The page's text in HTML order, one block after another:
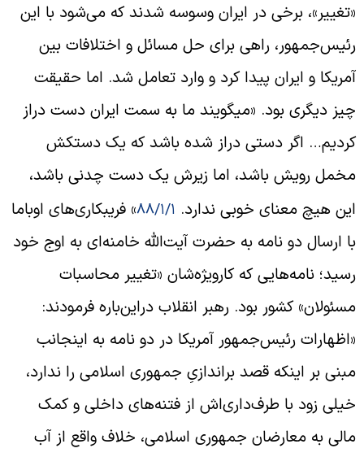
برخی در ایران وسوسه شدند که می‌شود با این
راهی برای حل مسائل و اختلافات بین
و ایران پیدا کرد و وارد تعامل شد. اما حقیقت
دیگری بود. «میگویند ما به سمت ایران دست دراز
اگر دستی دراز شده باشد که یک دستکش
رویش باشد، اما زیرش یک دست چدنی باشد،
هیچ معنای خوبی ندارد.۸۸/۱/۱» فریبکاری‌های اوباما
ارسال دو نامه به حضرت آیت‌الله خامنه‌ای به اوج خود
نامه‌هایی که کارویژه‌شان «تغییر محاسبات
کشور بود. رهبر انقلاب دراین‌باره فرمودند:
رئیس‌جمهور آمریکا در دو نامه به اینجانب
بر اینکه قصد براندازیِ جمهوری اسلامی را ندارد،
زود با طرف‌داری‌اش از فتنه‌های داخلی و کمک
به معارضان جمهوری اسلامی، خلاف واقع از آب